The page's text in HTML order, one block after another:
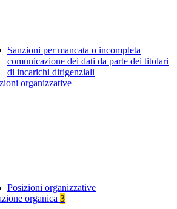
Sanzioni per mancata o incompleta
comunicazione dei dati da parte dei titolari
di incarichi dirigenziali
organizzative
Posizioni organizzative
organica 3